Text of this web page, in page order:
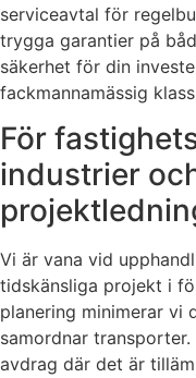
serviceavtal för
trygga garantier på
säkerhet för din
fackmannamässig
För
industrier
Vi är vana vid
tidskänsliga projekt i
planering minimerar vi
samordnar
avdrag där det är